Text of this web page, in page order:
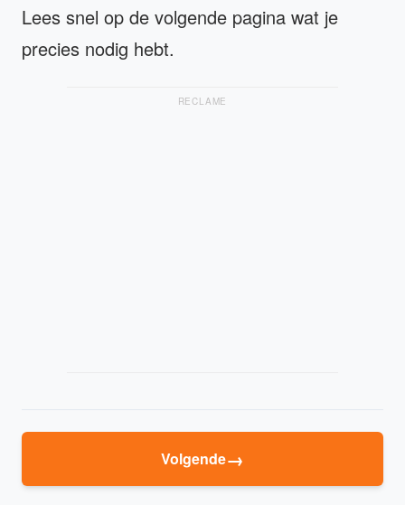
Lees snel op de volgende pagina wat je
precies nodig hebt.
RECLAME
Volgende→